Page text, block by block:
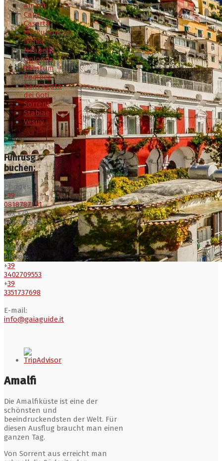
Amalfi
Capri
Caserta
Herkulaneum
Ischia
Neapel
Oplontis
Paestum
Pompeji
Sant'Agata
dei Goti
Sorrent
Stabiae
Vesuv
Führusg
buchen:
Phones:
+39
0818787191
Fax +39
0813508581
Mobile
Phone:
+39
3402709553
+39
3351737698
E-mail:
info@gaiaguide.it
Amalfi
Die Amalfiküste ist eine der
schönsten und
beeindruckendsten der Welt. Für
diesen Ausflug braucht man einen
ganzen Tag.
Von Sorrent aus erreicht man